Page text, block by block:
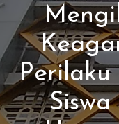
Perilaku